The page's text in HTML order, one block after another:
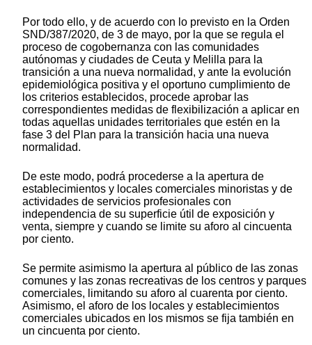
Por todo ello, y de acuerdo con lo previsto en la Orden
SND/387/2020, de 3 de mayo, por la que se regula el
proceso de cogobernanza con las comunidades
autónomas y ciudades de Ceuta y Melilla para la
transición a una nueva normalidad, y ante la evolución
epidemiológica positiva y el oportuno cumplimiento de
los criterios establecidos, procede aprobar las
correspondientes medidas de flexibilización a aplicar en
todas aquellas unidades territoriales que estén en la
fase 3 del Plan para la transición hacia una nueva
normalidad.
De este modo, podrá procederse a la apertura de
establecimientos y locales comerciales minoristas y de
actividades de servicios profesionales con
independencia de su superficie útil de exposición y
venta, siempre y cuando se limite su aforo al cincuenta
por ciento.
Se permite asimismo la apertura al público de las zonas
comunes y las zonas recreativas de los centros y parques
comerciales, limitando su aforo al cuarenta por ciento.
Asimismo, el aforo de los locales y establecimientos
comerciales ubicados en los mismos se fija también en
un cincuenta por ciento.